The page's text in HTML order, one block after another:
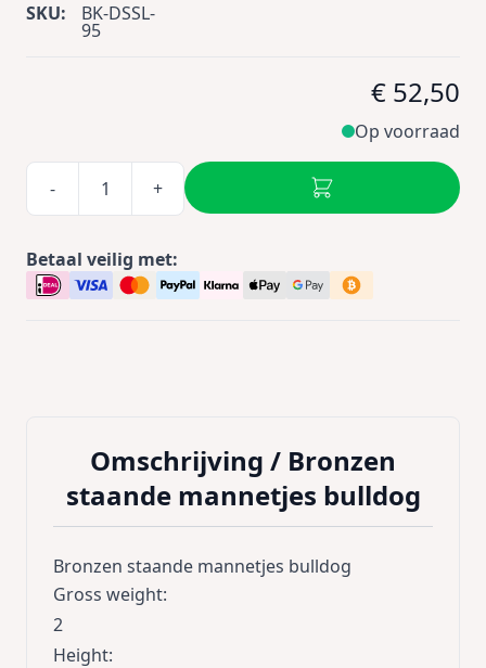
SKU: BK-DSSL-
95
€ 52,50
Op voorraad
- +
Betaal veilig met:
Omschrijving / Bronzen
staande mannetjes bulldog
Bronzen staande mannetjes bulldog
Gross weight:
2
Height: